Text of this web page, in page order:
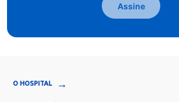
Assine
O HOSPITAL →